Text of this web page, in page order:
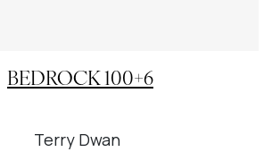
BEDROCK 100+6
Terry Dwan